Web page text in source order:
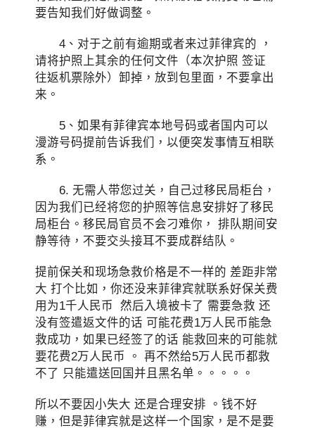
要告知我们好做调整。
4、对于之前有逾期或者来过菲律宾的 ，
请将护照上其余的任何文件（本次护照 签证
往返机票除外）卸掉，放到包里面，不要拿出
来。
5、如果有菲律宾本地号码或者国内可以
漫游号码提前告诉我们，以便突发事情互相联
系。
6. 无需人带您过关，自己过移民局柜台，
因为我们已经将您的护照等信息安排好了移民
局柜台。移民局官员不会刁难你， 排队期间安
静等待，不要交头接耳不要成群结队。
提前保关和现场急救价格是不一样的 差距非常
大 打个比如，你还没来菲律宾就联系好保关费
用为1千人民币 然后入境被卡了 需要急救 还
没有签遣返文件的话 可能花费1万人民币能急
救成功，如果已经签了的话 能救回来的可能就
要花费2万人民币 。 再不然给5万人民币都救
不了 只能遣送回国并且黑名单。。。。。
所以不要因小失大 还是合理安排 。钱不好
赚，但是菲律宾就是这样一个国家，是不是要